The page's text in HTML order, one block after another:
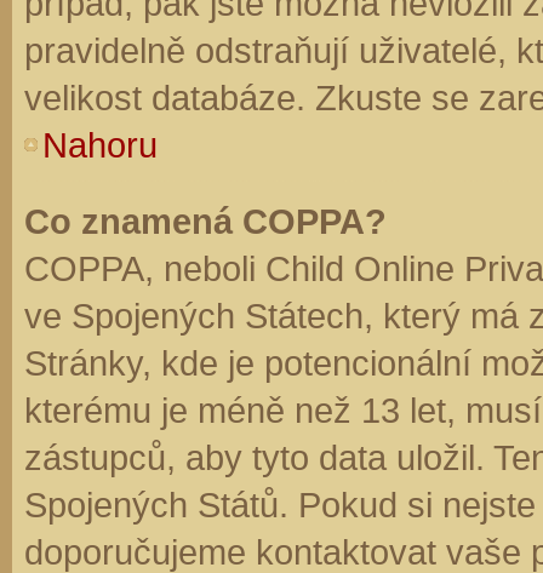
pravidelně odstraňují uživatelé,
velikost databáze. Zkuste se
Nahoru
Co znamená COPPA?
COPPA, neboli Child Online
ve Spojených Státech, který má
Stránky, kde je potencionální
kterému je méně než 13 let,
zástupců, aby tyto data uložil.
Spojených Států. Pokud si
doporučujeme kontaktovat vaše